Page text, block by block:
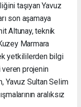
taşıyan Yavuz
son aşamaya
Altunay, teknik
Marmara
yetkililerden bilgi
veren projenin
Yavuz Sultan Selim
aralıksız